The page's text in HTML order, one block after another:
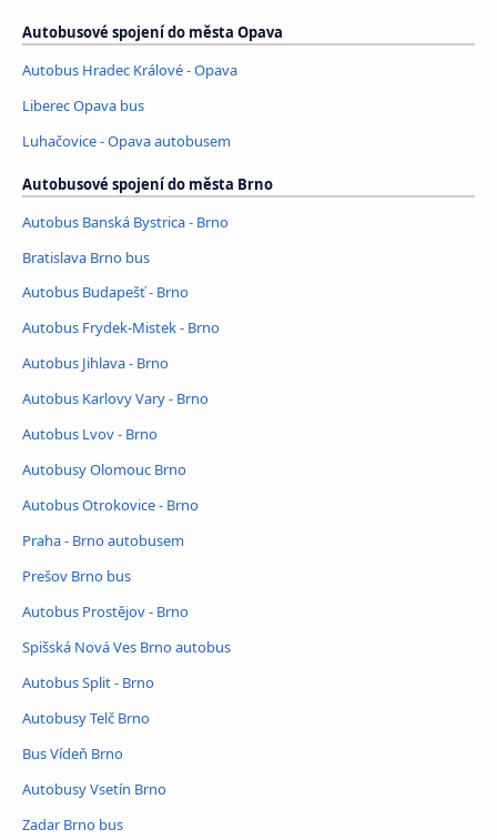
Autobusové spojení do města Opava
Autobus Hradec Králové - Opava
Liberec Opava bus
Luhačovice - Opava autobusem
Autobusové spojení do města Brno
Autobus Banská Bystrica - Brno
Bratislava Brno bus
Autobus Budapešť - Brno
Autobus Frydek-Mistek - Brno
Autobus Jihlava - Brno
Autobus Karlovy Vary - Brno
Autobus Lvov - Brno
Autobusy Olomouc Brno
Autobus Otrokovice - Brno
Praha - Brno autobusem
Prešov Brno bus
Autobus Prostějov - Brno
Spišská Nová Ves Brno autobus
Autobus Split - Brno
Autobusy Telč Brno
Bus Vídeň Brno
Autobusy Vsetín Brno
Zadar Brno bus